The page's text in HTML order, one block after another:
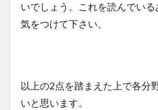
いでしょう。これを読んでい
気をつけて下さい。
以上の2点を踏まえた上で各分
いと思います。